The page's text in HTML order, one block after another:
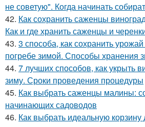
не советую". Когда начинать
42. Как сохранить саженцы
Как и где хранить саженцы и
43. 3 способа, как сохранить
погребе зимой. Способы хранения
44. 7 лучших способов, как укрыть
зиму. Сроки проведения процедуры
45. Как выбрать саженцы малины:
начинающих садоводов
46. Как выбрать идеальную корзину